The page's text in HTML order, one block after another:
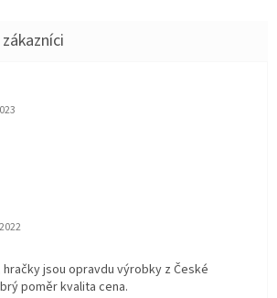
obchodu je 5 z 5 hvězdiček.
obchodu je 5 z 5 hvězdiček.
jsou opravdu výrobky z České
poměr kvalita cena.